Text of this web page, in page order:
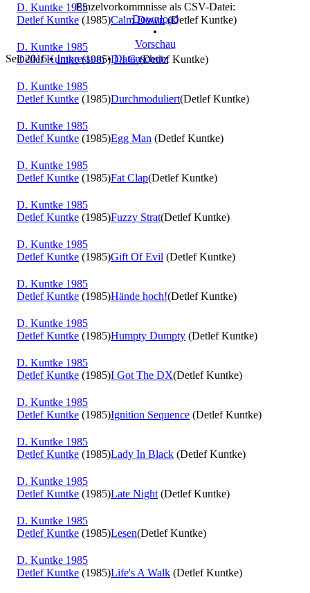
D. Kuntke 1985
Detlef Kuntke (1985)Calm Down (Detlef Kuntke)
D. Kuntke 1985
Detlef Kuntke(1985)D.I.G.(Detlef Kuntke)
D. Kuntke 1985
Detlef Kuntke (1985)Durchmoduliert(Detlef Kuntke)
D. Kuntke 1985
Detlef Kuntke (1985)Egg Man (Detlef Kuntke)
D. Kuntke 1985
Detlef Kuntke (1985)Fat Clap(Detlef Kuntke)
D. Kuntke 1985
Detlef Kuntke (1985)Fuzzy Strat(Detlef Kuntke)
D. Kuntke 1985
Detlef Kuntke (1985)Gift Of Evil (Detlef Kuntke)
D. Kuntke 1985
Detlef Kuntke (1985)Hände hoch!(Detlef Kuntke)
D. Kuntke 1985
Detlef Kuntke (1985)Humpty Dumpty (Detlef Kuntke)
D. Kuntke 1985
Detlef Kuntke (1985)I Got The DX(Detlef Kuntke)
D. Kuntke 1985
Detlef Kuntke (1985)Ignition Sequence (Detlef Kuntke)
D. Kuntke 1985
Detlef Kuntke (1985)Lady In Black (Detlef Kuntke)
D. Kuntke 1985
Detlef Kuntke (1985)Late Night (Detlef Kuntke)
D. Kuntke 1985
Detlef Kuntke (1985)Lesen(Detlef Kuntke)
D. Kuntke 1985
Detlef Kuntke (1985)Life's A Walk (Detlef Kuntke)
Einzelvorkommnisse als CSV-Datei:
Download
•
Vorschau
Seit 2016 • Impressum • Datenschutz